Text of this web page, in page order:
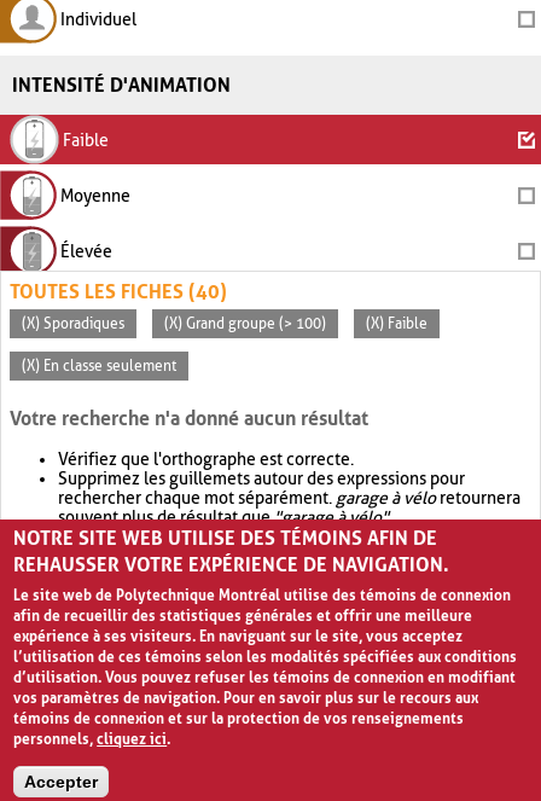
Individuel
INTENSITÉ D'ANIMATION
Faible
Moyenne
Élevée
TOUTES LES FICHES (40)
(X) Sporadiques (X) Grand groupe (> 100) (X) Faible
(X) En classe seulement
Votre recherche n'a donné aucun résultat
Vérifiez que l'orthographe est correcte.
Supprimez les guillemets autour des expressions pour
rechercher chaque mot séparément. garage à véloretournera
souvent plus de résultat que"garage à vélo".
Envisagez d'élargir votre recherche avec OR.garage OR vélo
retournera souvent plus de résultat quegarage à vélo
NOTRE SITE WEB UTILISE DES TÉMOINS AFIN DE
REHAUSSER VOTRE EXPÉRIENCE DE NAVIGATION.
Le site web de Polytechnique Montréal utilise des témoins de connexion
afin de recueillir des statistiques générales et offrir une meilleure
expérience à ses visiteurs. En naviguant sur le site, vous acceptez
l’utilisation de ces témoins selon les modalités spécifiées aux conditions
d’utilisation. Vous pouvez refuser les témoins de connexion en modifiant
vos paramètres de navigation. Pour en savoir plus sur le recours aux
témoins de connexion et sur la protection de vos renseignements
personnels,cliquez ici.
Accepter